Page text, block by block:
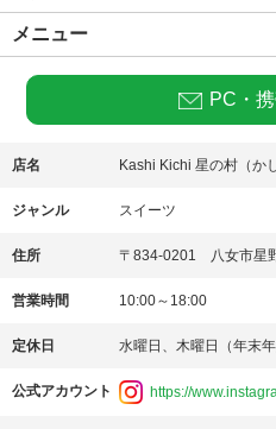
メニュー
PC・
店名 Kashi Kichi 星の村（か
ジャンル スイーツ
住所 〒834-0201 八女市星
営業時間 10:00～18:00
定休日 水曜日、木曜日（年末年
公式アカウント https://